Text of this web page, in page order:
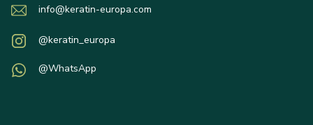
info@keratin-europa.com
@keratin_europa
@WhatsApp